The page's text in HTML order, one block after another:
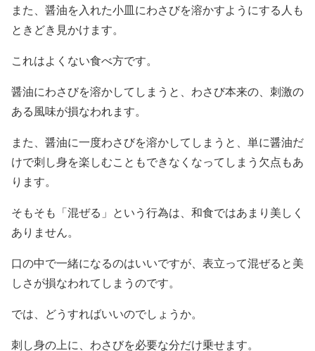
また、醤油を入れた小皿にわさびを溶かすようにする人も
ときどき見かけます。
これはよくない食べ方です。
醤油にわさびを溶かしてしまうと、わさび本来の、刺激の
ある風味が損なわれます。
また、醤油に一度わさびを溶かしてしまうと、単に醤油だ
けで刺し身を楽しむこともできなくなってしまう欠点もあ
ります。
そもそも「混ぜる」という行為は、和食ではあまり美しく
ありません。
口の中で一緒になるのはいいですが、表立って混ぜると美
しさが損なわれてしまうのです。
では、どうすればいいのでしょうか。
刺し身の上に、わさびを必要な分だけ乗せます。